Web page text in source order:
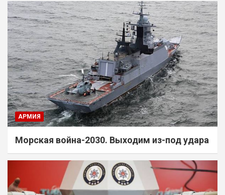
АРМИЯ
Морская война-2030. Выходим из-под удара